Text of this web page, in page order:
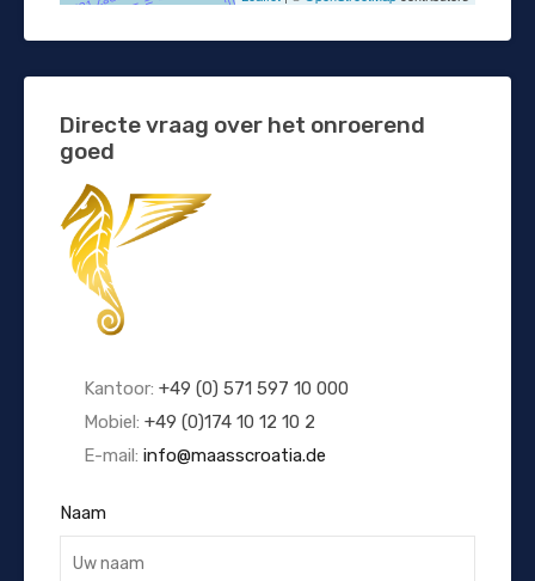
Directe vraag over het onroerend
goed
Kantoor: +49 (0) 571 597 10 000
Mobiel: +49 (0)174 10 12 10 2
E-mail: info@maasscroatia.de
Naam